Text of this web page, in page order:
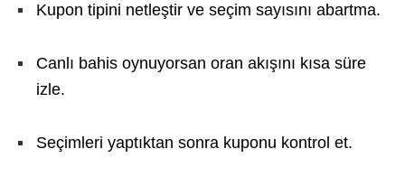
Kupon tipini netleştir ve seçim sayısını abartma.
Canlı bahis oynuyorsan oran akışını kısa süre
izle.
Seçimleri yaptıktan sonra kuponu kontrol et.